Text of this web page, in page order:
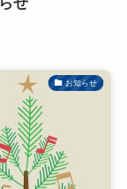
お知らせ